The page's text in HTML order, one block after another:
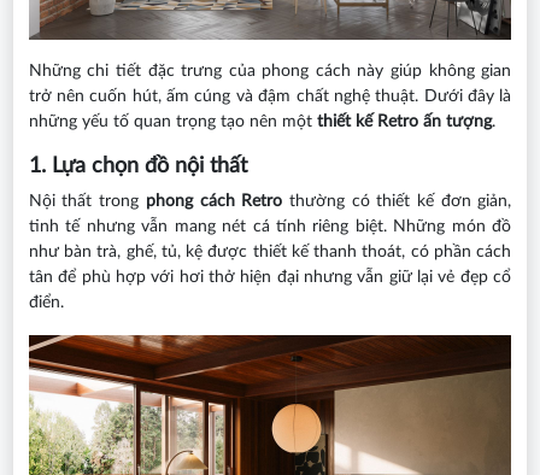
Những chi tiết đặc trưng của phong cách này giúp không gian
trở nên cuốn hút, ấm cúng và đậm chất nghệ thuật. Dưới đây là
những yếu tố quan trọng tạo nên một thiết kế Retro ấn tượng.
1. Lựa chọn đồ nội thất
Nội thất trong phong cách Retro thường có thiết kế đơn giản,
tinh tế nhưng vẫn mang nét cá tính riêng biệt. Những món đồ
như bàn trà, ghế, tủ, kệ được thiết kế thanh thoát, có phần cách
tân để phù hợp với hơi thở hiện đại nhưng vẫn giữ lại vẻ đẹp cổ
điển.